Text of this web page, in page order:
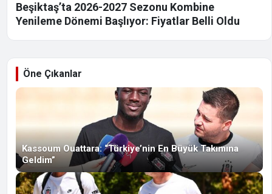
Beşiktaş’ta 2026-2027 Sezonu Kombine
Yenileme Dönemi Başlıyor: Fiyatlar Belli Oldu
Öne Çıkanlar
Kassoum Ouattara: “Türkiye’nin En Büyük Takımına
Geldim”